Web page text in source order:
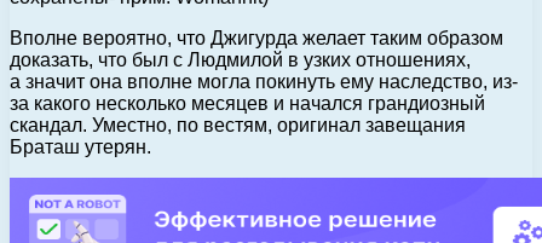
Вполне вероятно, что Джигурда желает таким образом
доказать, что был с Людмилой в узких отношениях,
а значит она вполне могла покинуть ему наследство, из-
за какого несколько месяцев и начался грандиозный
скандал. Уместно, по вестям, оригинал завещания
Браташ утерян.